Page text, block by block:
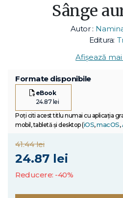
Sânge
Autor :
Editura:
Afișează
Formate disponibile
eBook
24.87 lei
Poți citi acest titlu numai cu aplicația
mobil, tabletă și desktop (iOS,macOS,
41.44 lei
24.87 lei
Reducere: -40%